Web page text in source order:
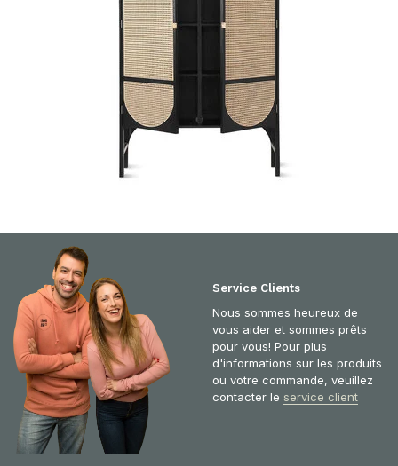
Service Clients
Nous sommes heureux de
vous aider et sommes prêts
pour vous! Pour plus
d'informations sur les produits
ou votre commande, veuillez
contacter le service client